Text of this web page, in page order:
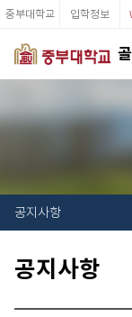
중부대학교 입학정보
공지사항
공지사항